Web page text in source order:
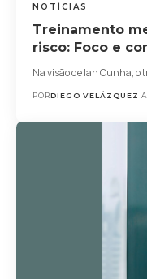
NOTÍCIAS
Treinamento
risco: Foco e
Na visão de Ian Cunha,
PORDIEGO VELÁZQUEZ